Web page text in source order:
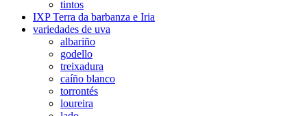
tintos
IXP Terra da barbanza e Iria
variedades de uva
albariño
godello
treixadura
caíño blanco
torrontés
loureira